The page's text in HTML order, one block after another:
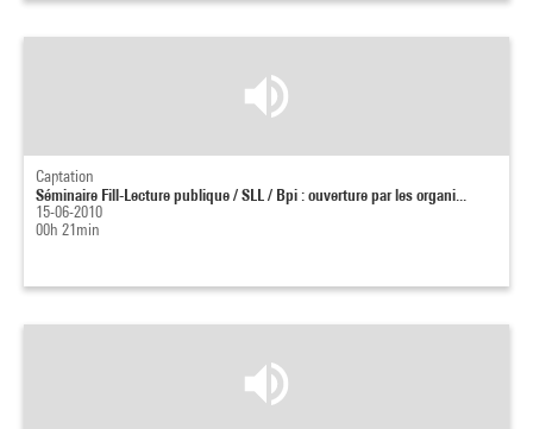
Captation
Séminaire Fill-Lecture publique / SLL / Bpi : ouverture par les organi...
15-06-2010
00h 21min